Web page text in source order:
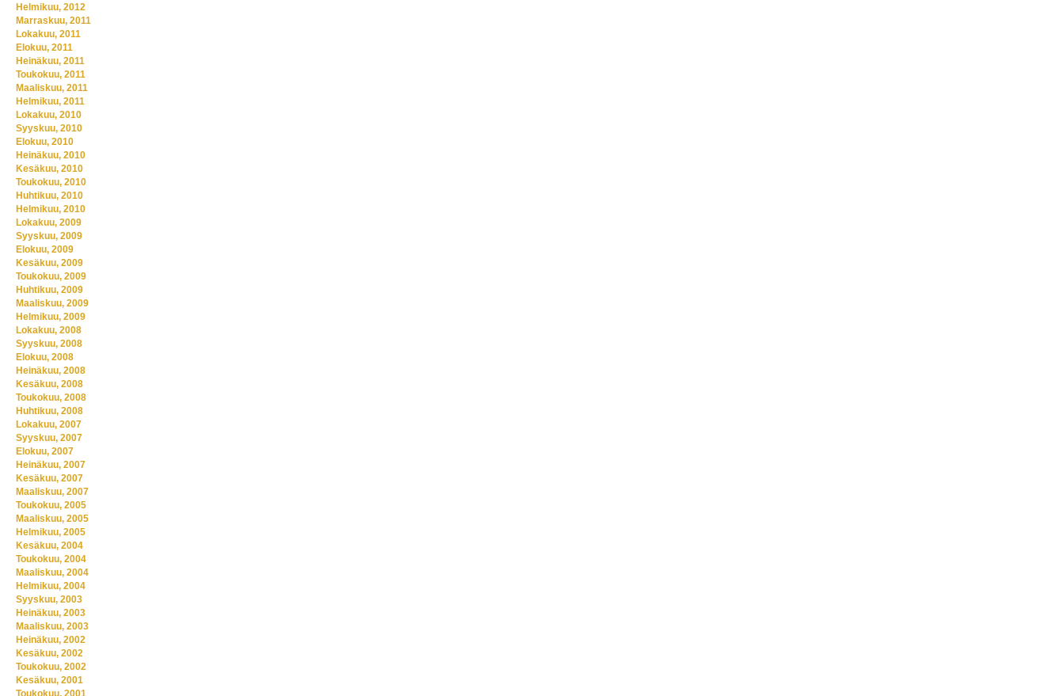
Helmikuu, 2012
Marraskuu, 2011
Lokakuu, 2011
Elokuu, 2011
Heinäkuu, 2011
Toukokuu, 2011
Maaliskuu, 2011
Helmikuu, 2011
Lokakuu, 2010
Syyskuu, 2010
Elokuu, 2010
Heinäkuu, 2010
Kesäkuu, 2010
Toukokuu, 2010
Huhtikuu, 2010
Helmikuu, 2010
Lokakuu, 2009
Syyskuu, 2009
Elokuu, 2009
Kesäkuu, 2009
Toukokuu, 2009
Huhtikuu, 2009
Maaliskuu, 2009
Helmikuu, 2009
Lokakuu, 2008
Syyskuu, 2008
Elokuu, 2008
Heinäkuu, 2008
Kesäkuu, 2008
Toukokuu, 2008
Huhtikuu, 2008
Lokakuu, 2007
Syyskuu, 2007
Elokuu, 2007
Heinäkuu, 2007
Kesäkuu, 2007
Maaliskuu, 2007
Toukokuu, 2005
Maaliskuu, 2005
Helmikuu, 2005
Kesäkuu, 2004
Toukokuu, 2004
Maaliskuu, 2004
Helmikuu, 2004
Syyskuu, 2003
Heinäkuu, 2003
Maaliskuu, 2003
Heinäkuu, 2002
Kesäkuu, 2002
Toukokuu, 2002
Kesäkuu, 2001
Toukokuu, 2001